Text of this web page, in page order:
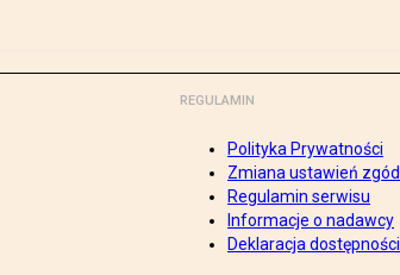
REGULAMIN
Polityka Prywatności
Zmiana ustawień zgód
Regulamin serwisu
Informacje o nadawcy
Deklaracja dostępności